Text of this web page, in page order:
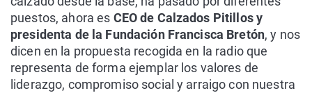
puestos, ahora es CEO de Calzados Pitillos y
presidenta de la Fundación Francisca Bretón, y nos
dicen en la propuesta recogida en la radio que
representa de forma ejemplar los valores de
liderazgo, compromiso social y arraigo con nuestra